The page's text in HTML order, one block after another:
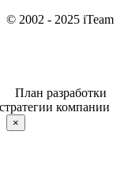
© 2002 - 2025 iTeam
×